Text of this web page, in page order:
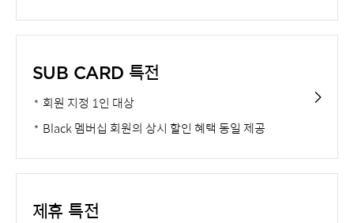
SUB CARD 특전
회원 지정 1인 대상
Black 멤버십 회원의 상시 할인 혜택 동일 제공
제휴 특전